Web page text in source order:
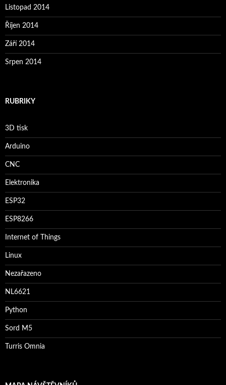
Listopad 2014
Říjen 2014
Září 2014
Srpen 2014
RUBRIKY
3D tisk
Arduino
CNC
Elektronika
ESP32
ESP8266
Internet of Things
Linux
Nezařazeno
NL6621
Python
Sord M5
Turris Omnia